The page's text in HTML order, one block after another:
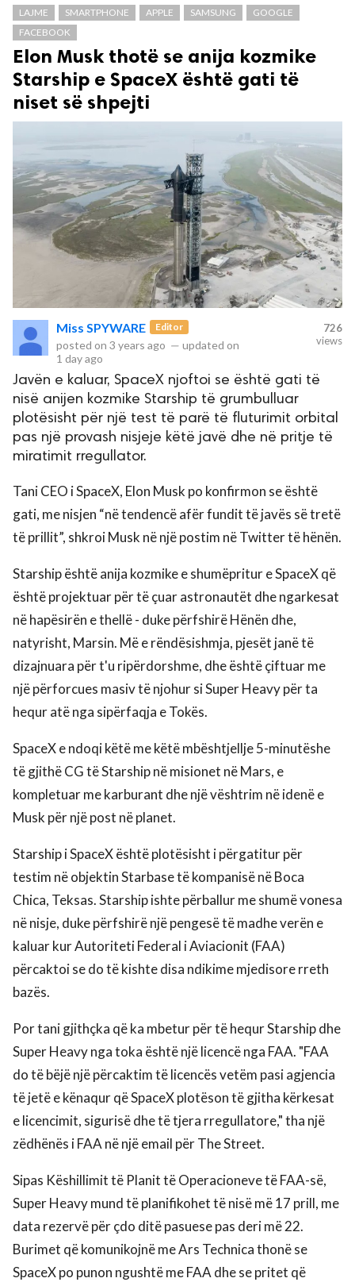
LAJME SMARTPHONE APPLE SAMSUNG
GOOGLE
FACEBOOK
Elon Musk thotë se anija kozmike
Starship e SpaceX është gati të
niset së shpejti
Miss SPYWARE Editor
posted on 3 years ago — updated on
1 day ago
726
views
Javën e kaluar, SpaceX njoftoi se është gati të
nisë anijen kozmike Starship të grumbulluar
plotësisht për një test të parë të fluturimit orbital
pas një provash nisjeje këtë javë dhe në pritje të
miratimit rregullator.
Tani CEO i SpaceX, Elon Musk po konfirmon se është
gati, me nisjen “në tendencë afër fundit të javës së tretë
të prillit”, shkroi Musk në një postim në Twitter të hënën.
Starship është anija kozmike e shumëpritur e SpaceX që
është projektuar për të çuar astronautët dhe ngarkesat
në hapësirën e thellë - duke përfshirë Hënën dhe,
natyrisht, Marsin. Më e rëndësishmja, pjesët janë të
dizajnuara për t'u ripërdorshme, dhe është çiftuar me
një përforcues masiv të njohur si Super Heavy për ta
hequr atë nga sipërfaqja e Tokës.
SpaceX e ndoqi këtë me këtë mbështjellje 5-minutëshe
të gjithë CG të Starship në misionet në Mars, e
kompletuar me karburant dhe një vështrim në idenë e
Musk për një post në planet.
Starship i SpaceX është plotësisht i përgatitur për
testim në objektin Starbase të kompanisë në Boca
Chica, Teksas. Starship ishte përballur me shumë vonesa
në nisje, duke përfshirë një pengesë të madhe verën e
kaluar kur Autoriteti Federal i Aviacionit (FAA)
përcaktoi se do të kishte disa ndikime mjedisore rreth
bazës.
Por tani gjithçka që ka mbetur për të hequr Starship dhe
Super Heavy nga toka është një licencë nga FAA. "FAA
do të bëjë një përcaktim të licencës vetëm pasi agjencia
të jetë e kënaqur që SpaceX plotëson të gjitha kërkesat
e licencimit, sigurisë dhe të tjera rregullatore," tha një
zëdhënës i FAA në një email për The Street.
Sipas Këshillimit të Planit të Operacioneve të FAA-së,
Super Heavy mund të planifikohet të nisë më 17 prill, me
data rezervë për çdo ditë pasuese pas deri më 22.
Burimet që komunikojnë me Ars Technica thonë se
SpaceX po punon ngushtë me FAA dhe se pritet që